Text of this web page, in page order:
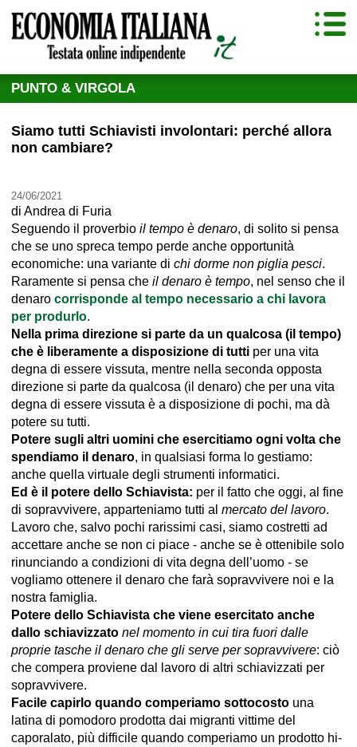
PUNTO & VIRGOLA
Siamo tutti Schiavisti involontari: perché allora
non cambiare?
24/06/2021
di Andrea di Furia
Seguendo il proverbio il tempo è denaro, di solito si pensa
che se uno spreca tempo perde anche opportunità
economiche: una variante di chi dorme non piglia pesci.
Raramente si pensa che il denaro è tempo, nel senso che il
denaro corrisponde al tempo necessario a chi lavora
per produrlo.
Nella prima direzione si parte da un qualcosa (il tempo)
che è liberamente a disposizione di tutti per una vita
degna di essere vissuta, mentre nella seconda opposta
direzione si parte da qualcosa (il denaro) che per una vita
degna di essere vissuta è a disposizione di pochi, ma dà
potere su tutti.
Potere sugli altri uomini che esercitiamo ogni volta che
spendiamo il denaro, in qualsiasi forma lo gestiamo:
anche quella virtuale degli strumenti informatici.
Ed è il potere dello Schiavista: per il fatto che oggi, al fine
di sopravvivere, apparteniamo tutti al mercato del lavoro.
Lavoro che, salvo pochi rarissimi casi, siamo costretti ad
accettare anche se non ci piace - anche se è ottenibile solo
rinunciando a condizioni di vita degna dell’uomo - se
vogliamo ottenere il denaro che farà sopravvivere noi e la
nostra famiglia.
Potere dello Schiavista che viene esercitato anche
dallo schiavizzato nel momento in cui tira fuori dalle
proprie tasche il denaro che gli serve per sopravvivere: ciò
che compera proviene dal lavoro di altri schiavizzati per
sopravvivere.
Facile capirlo quando comperiamo sottocosto una
latina di pomodoro prodotta dai migranti vittime del
caporalato, più difficile quando comperiamo un prodotto hi-